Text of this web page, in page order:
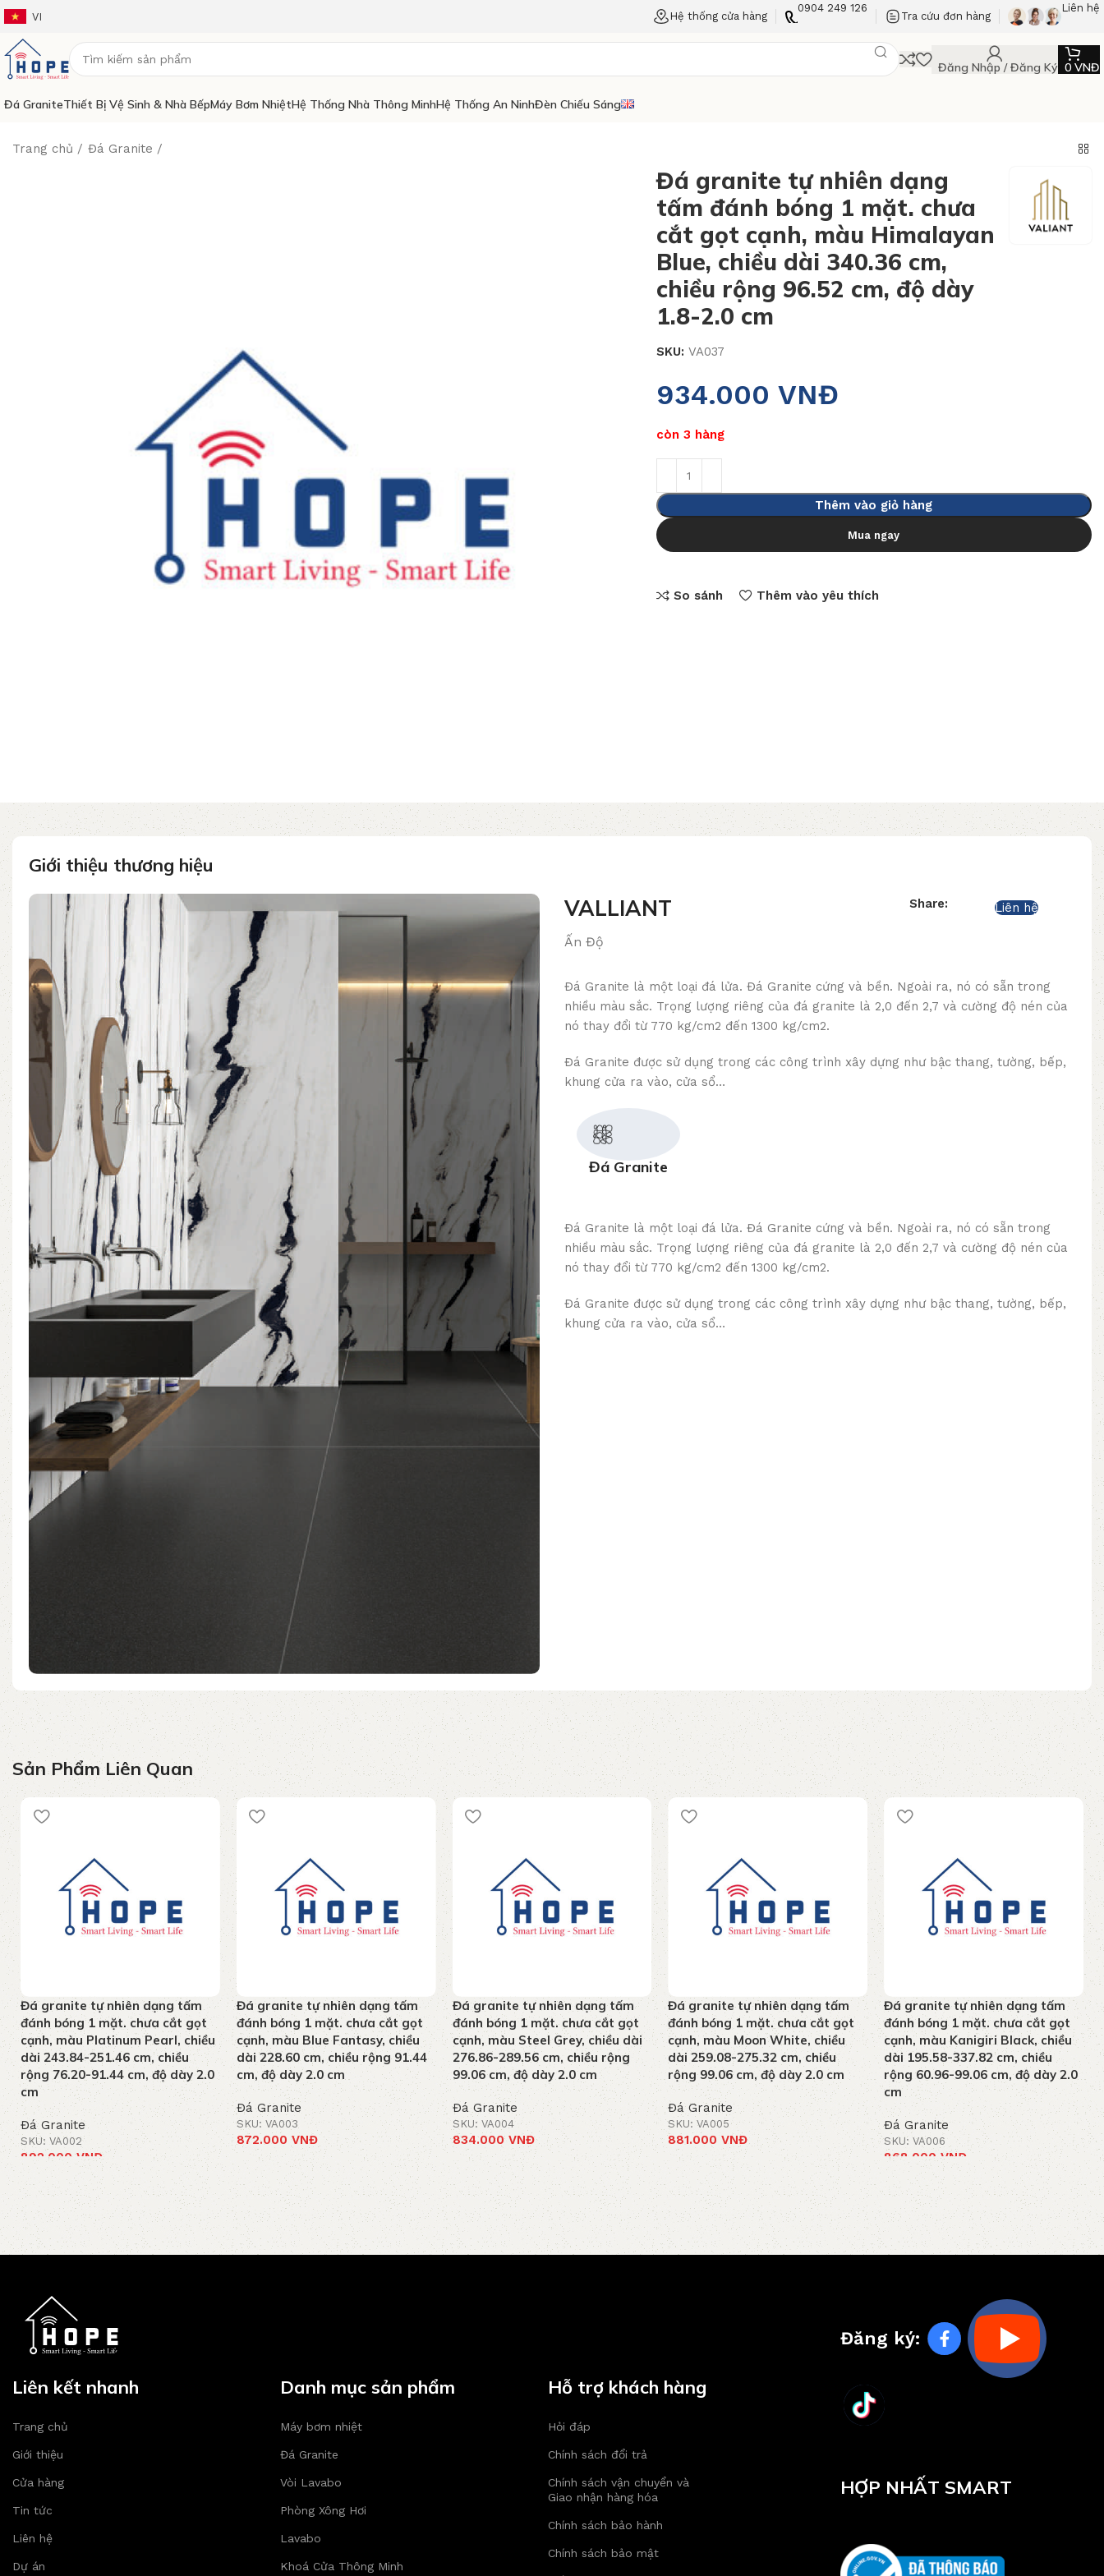
VI Hệ thống cửa hàng
0904 249 126
Tra cứu đơn hàng
Liên hệ
Đăng Nhập / Đăng Ký 0 VNĐ
Đá GraniteThiết Bị Vệ Sinh & Nhà BếpMáy Bơm NhiệtHệ Thống Nhà Thông MinhHệ Thống An NinhĐèn Chiếu Sáng
Trang chủ Đá Granite
Đá granite tự nhiên dạng
tấm đánh bóng 1 mặt. chưa
cắt gọt cạnh, màu Himalayan
Blue, chiều dài 340.36 cm,
chiều rộng 96.52 cm, độ dày
1.8-2.0 cm
SKU: VA037
934.000 VNĐ
còn 3 hàng
Thêm vào giỏ hàng
Mua ngay
So sánh Thêm vào yêu thích
Giới thiệu thương hiệu
VALLIANT
Ấn Độ
Share: Liên hệ
Đá Granite là một loại đá lửa. Đá Granite cứng và bền. Ngoài ra, nó có sẵn trong
nhiều màu sắc. Trọng lượng riêng của đá granite là 2,0 đến 2,7 và cường độ nén của
nó thay đổi từ 770 kg/cm2 đến 1300 kg/cm2.
Đá Granite được sử dụng trong các công trình xây dựng như bậc thang, tường, bếp,
khung cửa ra vào, cửa sổ…
Đá Granite
Đá Granite là một loại đá lửa. Đá Granite cứng và bền. Ngoài ra, nó có sẵn trong
nhiều màu sắc. Trọng lượng riêng của đá granite là 2,0 đến 2,7 và cường độ nén của
nó thay đổi từ 770 kg/cm2 đến 1300 kg/cm2.
Đá Granite được sử dụng trong các công trình xây dựng như bậc thang, tường, bếp,
khung cửa ra vào, cửa sổ…
Sản Phẩm Liên Quan
Đá granite tự nhiên dạng tấm
đánh bóng 1 mặt. chưa cắt gọt
cạnh, màu Platinum Pearl, chiều
dài 243.84-251.46 cm, chiều
rộng 76.20-91.44 cm, độ dày 2.0
cm
Đá Granite
SKU: VA002
892.000VNĐ
Thêm vào giỏ hàng
Đá granite tự nhiên dạng tấm
đánh bóng 1 mặt. chưa cắt gọt
cạnh, màu Blue Fantasy, chiều
dài 228.60 cm, chiều rộng 91.44
cm, độ dày 2.0 cm
Đá Granite
SKU: VA003
872.000VNĐ
Thêm vào giỏ hàng
Đá granite tự nhiên dạng tấm
đánh bóng 1 mặt. chưa cắt gọt
cạnh, màu Steel Grey, chiều dài
276.86-289.56 cm, chiều rộng
99.06 cm, độ dày 2.0 cm
Đá Granite
SKU: VA004
834.000 VNĐ
Thêm vào giỏ hàng
Đá granite tự nhiên dạng tấm
đánh bóng 1 mặt. chưa cắt gọt
cạnh, màu Moon White, chiều
dài 259.08-275.32 cm, chiều
rộng 99.06 cm, độ dày 2.0 cm
Đá Granite
SKU: VA005
881.000VNĐ
Thêm vào giỏ hàng
Đá granite tự nhiên dạng tấm
đánh bóng 1 mặt. chưa cắt gọt
cạnh, màu Kanigiri Black, chiều
dài 195.58-337.82 cm, chiều
rộng 60.96-99.06 cm, độ dày 2.0
cm
Đá Granite
SKU: VA006
868.000VNĐ
Thêm vào giỏ hàng
Liên kết nhanh
Trang chủ
Giới thiệu
Cửa hàng
Tin tức
Liên hệ
Dự án
Danh mục sản phẩm
Máy bơm nhiệt
Đá Granite
Vòi Lavabo
Phòng Xông Hơi
Lavabo
Khoá Cửa Thông Minh
Hỗ trợ khách hàng
Hỏi đáp
Chính sách đổi trả
Chính sách vận chuyển và
Giao nhận hàng hóa
Chính sách bảo hành
Chính sách bảo mật
Đăng ký:
HỢP NHẤT SMART